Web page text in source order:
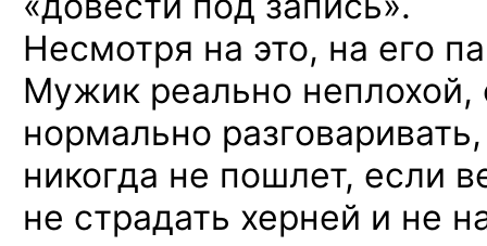
Несмотря на это, на его
Мужик реально
нормально
никогда не пошлет, если
не страдать херней и не